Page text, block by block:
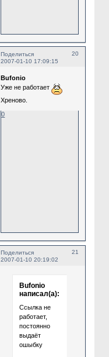
Поделиться
20
2007-01-10 17:09:15
Bufonio
Уже не работает
Хреново.
0
Поделиться
21
2007-01-10 20:19:02
Bufonio
написал(а):
Ccылка не
работает,
постоянно
выдаёт
ошыбку